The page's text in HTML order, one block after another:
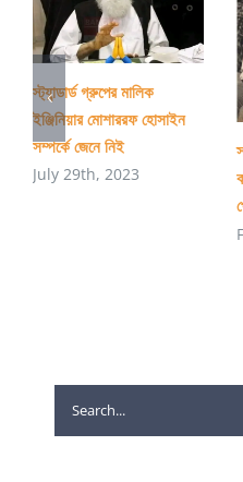
স্ট্যান্ডার্ড গ্রুপের মালিক
ইঞ্জিনিয়ার মোশাররফ হোসাইন
সম্পর্কে জেনে নিই
July 29th, 2023
Search
for: